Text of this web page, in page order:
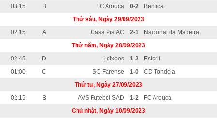
03:15
B FC Arouca 0-2
Benfica
Thứ sáu, Ngày 29/09/2023
02:15
A Casa Pia AC 2-1
Nacional da Madeira
Thứ năm, Ngày 28/09/2023
02:45
D Leixoes 1-2
Estoril
01:00
C SC Farense 1-0
CD Tondela
Thứ tư, Ngày 27/09/2023
02:15
B AVS Futebol SAD 1-2
FC Arouca
Chủ nhật, Ngày 10/09/2023